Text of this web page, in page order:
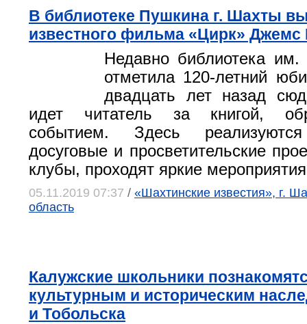
В библиотеке Пушкина г. Шахты
известного фильма «Цирк» Джемс
Недавно библиотека
отметила 120-летний
двадцать лет назад
идет читатель за книгой,
событием. Здесь
досуговые и просветительские
клубы, проходят яркие
05.11.2019 07:37 / «Шахтинские известия», г.
область
Калужские школьники
культурным и историческим
и Тобольска